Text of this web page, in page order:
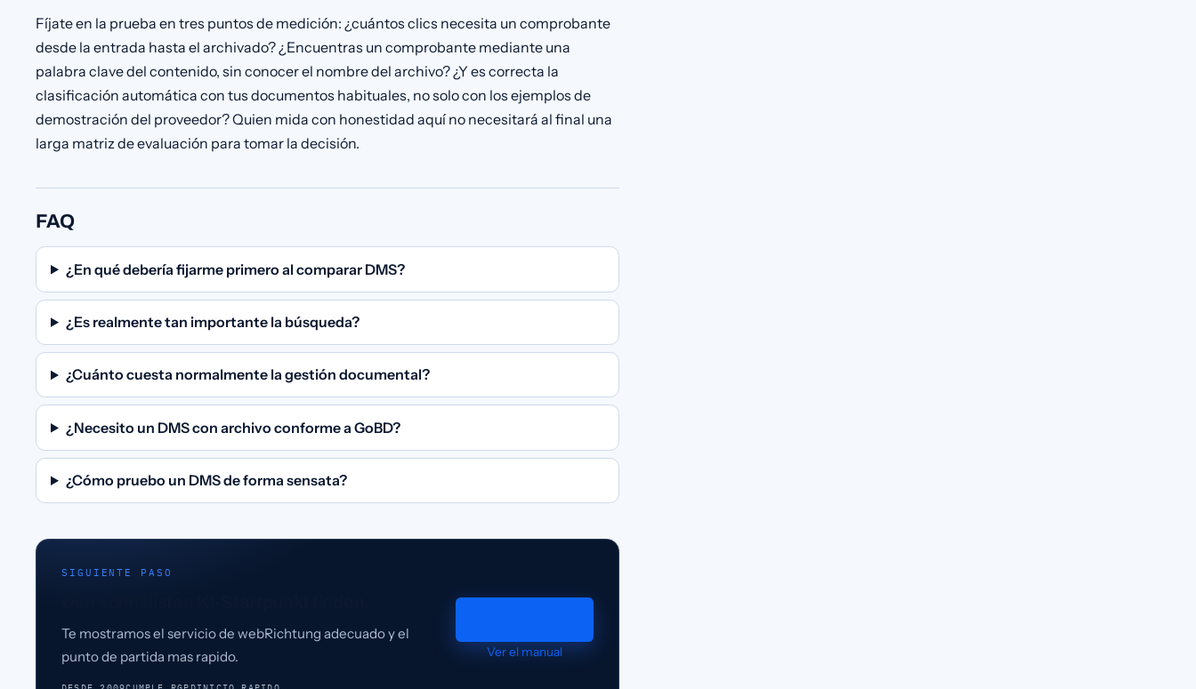
Fíjate en la prueba en tres puntos de medición: ¿cuántos clics necesita un comprobante
desde la entrada hasta el archivado? ¿Encuentras un comprobante mediante una
palabra clave del contenido, sin conocer el nombre del archivo? ¿Y es correcta la
clasificación automática con tus documentos habituales, no solo con los ejemplos de
demostración del proveedor? Quien mida con honestidad aquí no necesitará al final una
larga matriz de evaluación para tomar la decisión.
FAQ
¿En qué debería fijarme primero al comparar DMS?
¿Es realmente tan importante la búsqueda?
¿Cuánto cuesta normalmente la gestión documental?
¿Necesito un DMS con archivo conforme a GoBD?
¿Cómo pruebo un DMS de forma sensata?
SIGUIENTE PASO
Te mostramos el servicio de webRichtung adecuado y el
punto de partida mas rapido.
Ver el manual